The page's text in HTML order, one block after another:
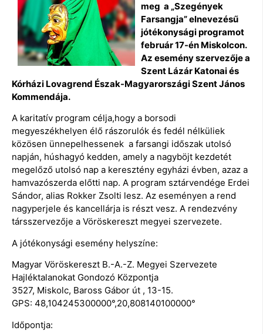
meg a „Szegények
Farsangja” elnevezésű
jótékonysági programot
február 17-én Miskolcon.
Az esemény szervezője a
Szent Lázár Katonai és
Kórházi Lovagrend Észak-Magyarországi Szent János
Kommendája.
A karitatív program célja,hogy a borsodi
megyeszékhelyen élő rászorulók és fedél nélküliek
közösen ünnepelhessenek a farsangi időszak utolsó
napján, húshagyó kedden, amely a nagyböjt kezdetét
megelőző utolsó nap a keresztény egyházi évben, azaz a
hamvazószerda előtti nap. A program sztárvendége Erdei
Sándor, alias Rokker Zsolti lesz. Az eseményen a rend
nagyperjele és kancellárja is részt vesz. A rendezvény
társszervezője a Vöröskereszt megyei szervezete.
A jótékonysági esemény helyszíne:
Magyar Vöröskereszt B.-A.-Z. Megyei Szervezete
Hajléktalanokat Gondozó Központja
3527, Miskolc, Baross Gábor út , 13-15.
GPS: 48,104245300000°,20,808140100000°
Időpontja: